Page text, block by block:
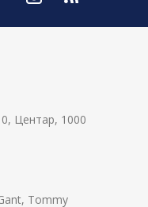
Центар, 1000
Tommy